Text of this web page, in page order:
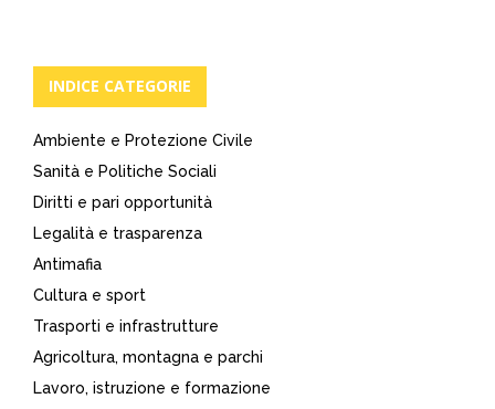
INDICE CATEGORIE
Ambiente e Protezione Civile
Sanità e Politiche Sociali
Diritti e pari opportunità
Legalità e trasparenza
Antimafia
Cultura e sport
Trasporti e infrastrutture
Agricoltura, montagna e parchi
Lavoro, istruzione e formazione